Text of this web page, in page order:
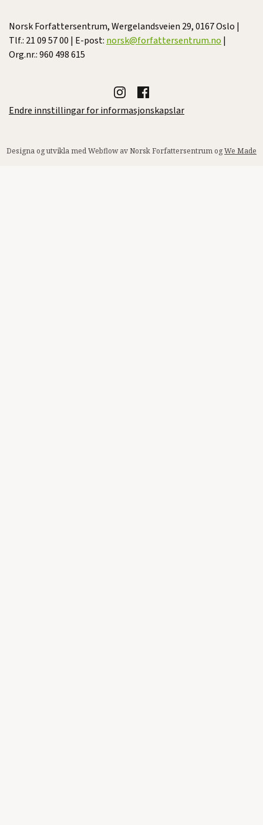
Norsk Forfattersentrum, Wergelandsveien 29, 0167 Oslo |
Tlf.: 21 09 57 00 | E-post: norsk@forfattersentrum.no |
Org.nr.: 960 498 615
Endre innstillingar for informasjonskapslar
Designa og utvikla med Webflow av Norsk Forfattersentrum ogWe Made